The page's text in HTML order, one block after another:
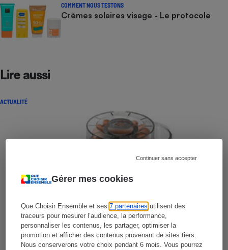
Gérer mes cookies
Que Choisir Ensemble et ses7 partenaires utilisent des
traceurs pour mesurer l’audience, la performance,
personnaliser les contenus, les partager, optimiser la
promotion et afficher des contenus provenant de sites tiers.
Nous conserverons votre choix pendant 6 mois. Vous pourrez
Continuer sans accepter
COMMENT NOUS TESTONS
Crèmes solaires visage - Le protocole
Lire aussi
ACTUALITÉ